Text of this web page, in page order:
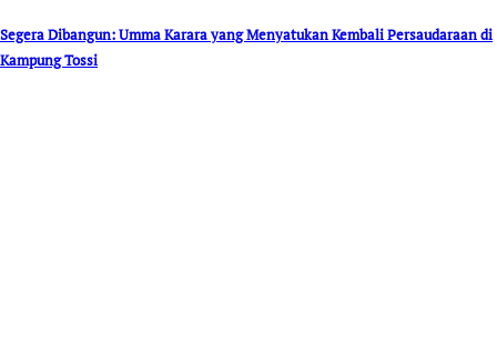
Segera Dibangun: Umma Karara yang Menyatukan Kembali Persaudaraan di
Kampung Tossi